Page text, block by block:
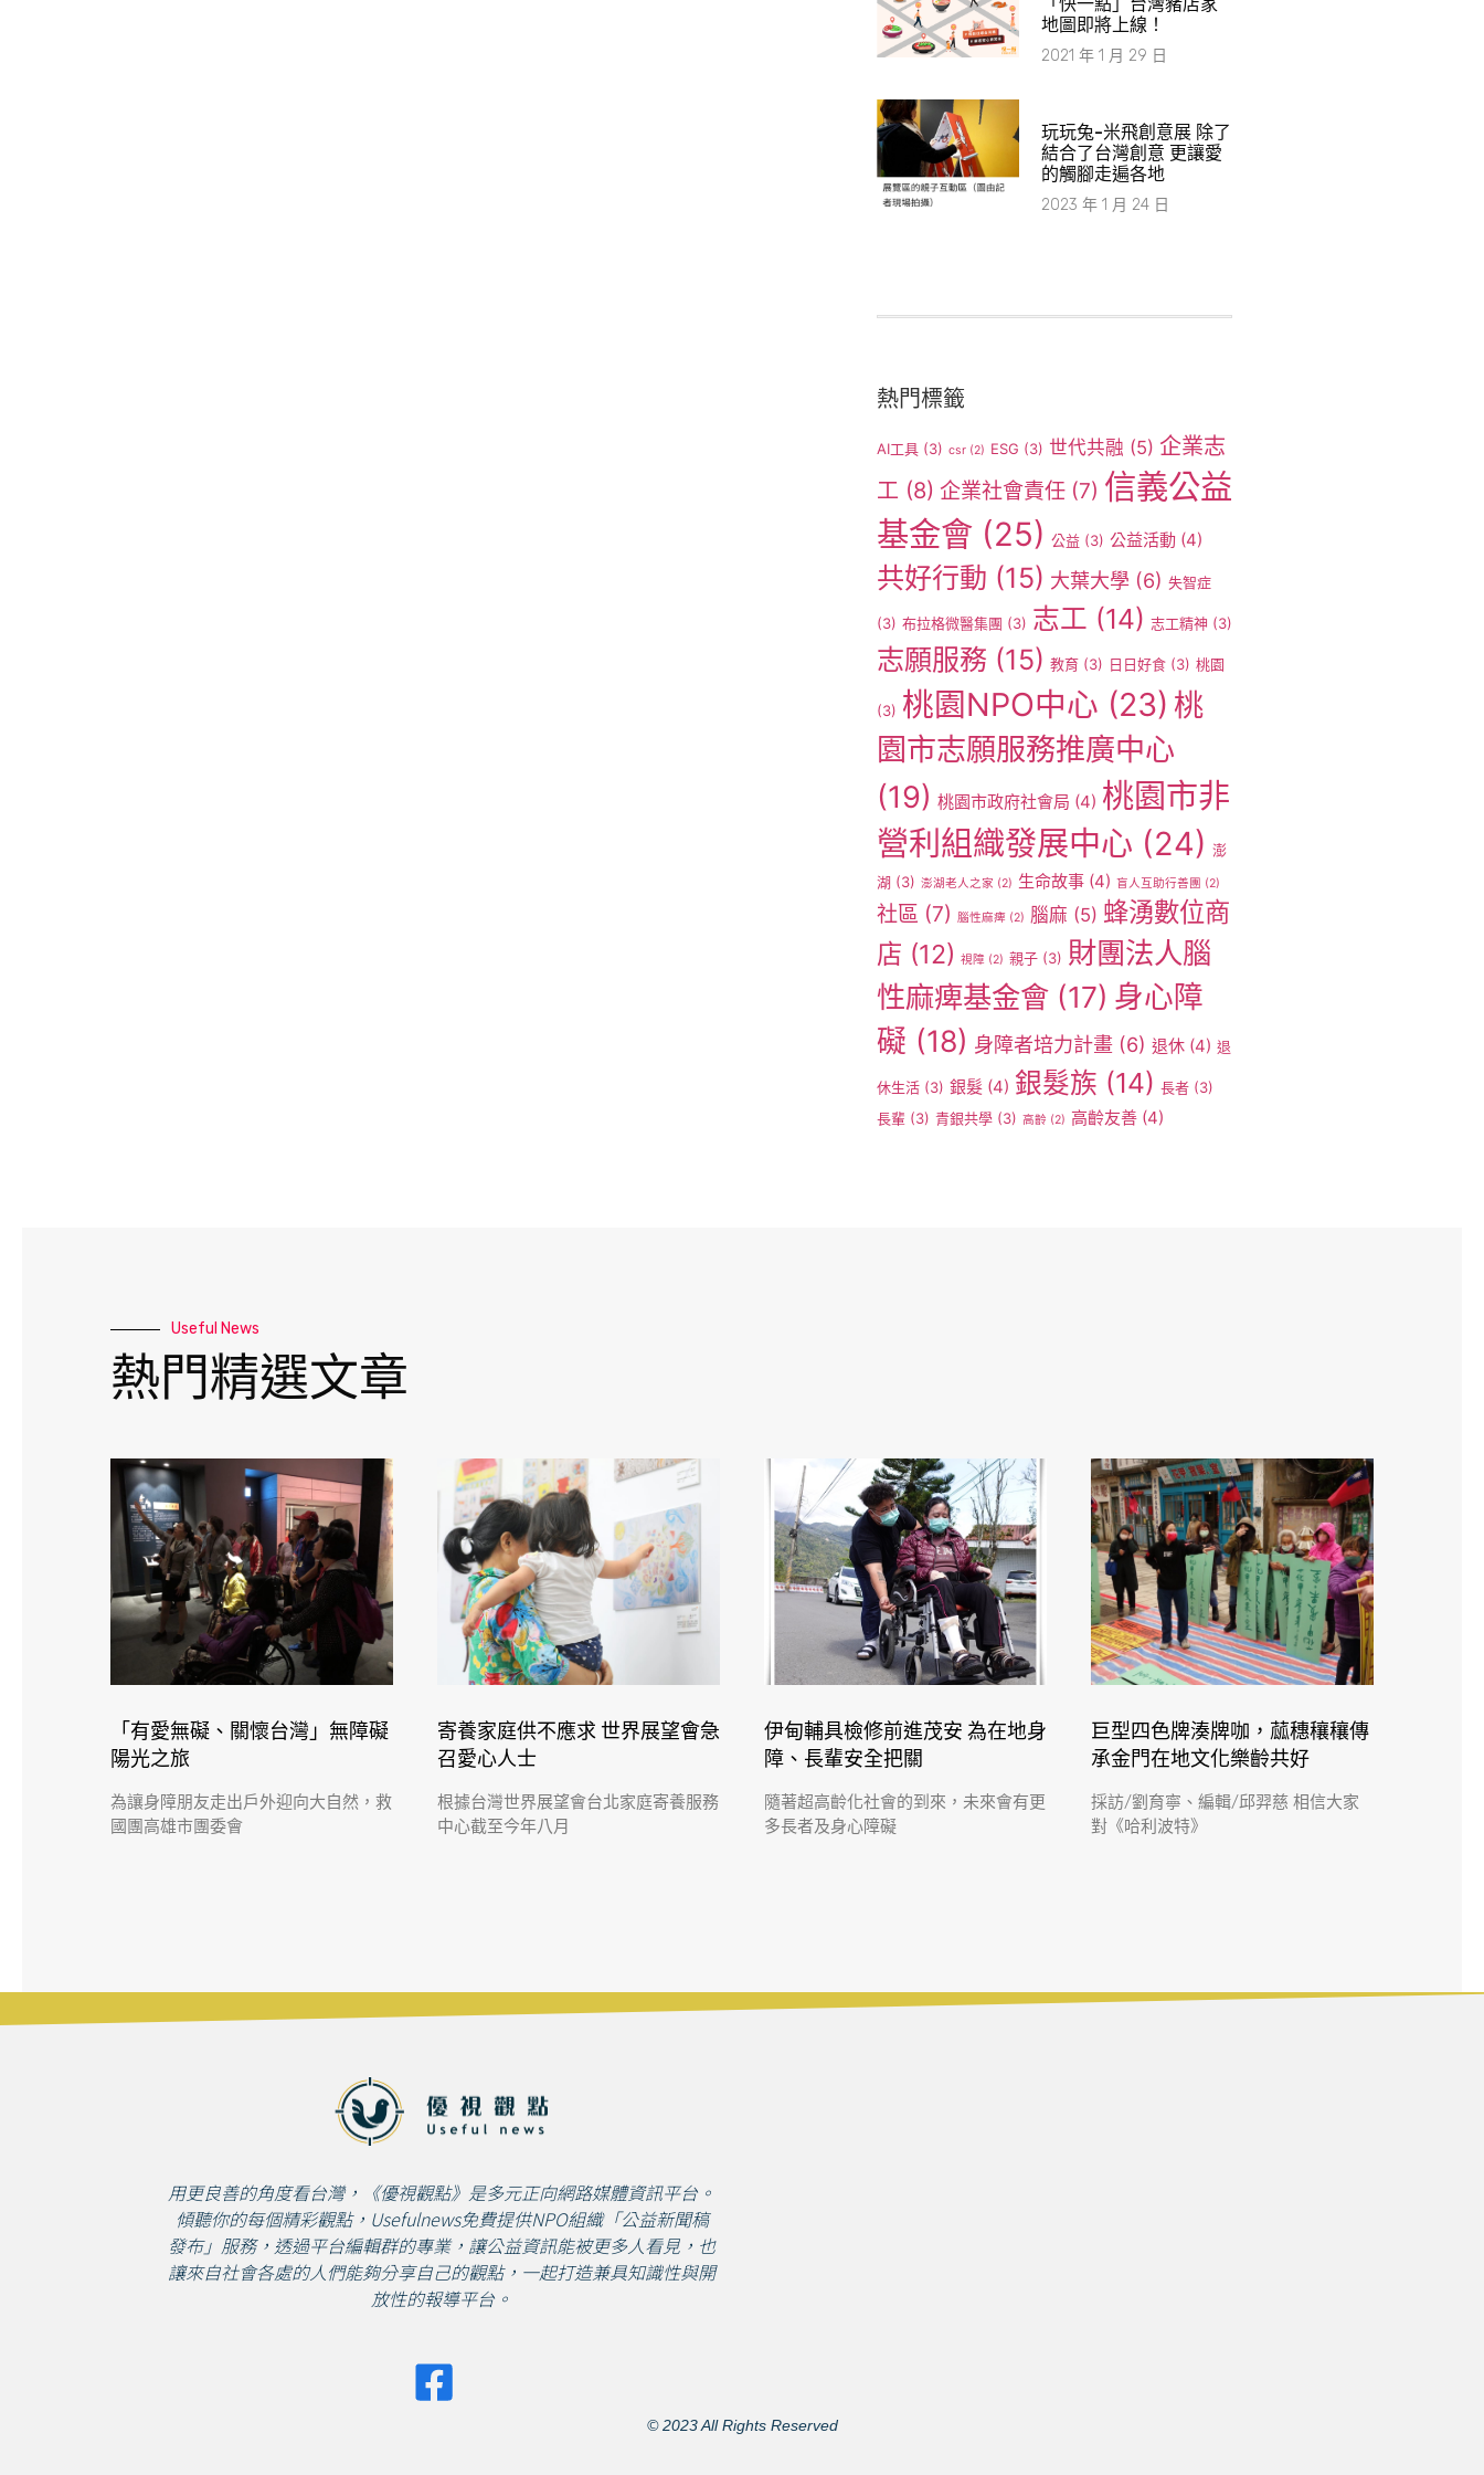
地圖即將上線！
2021 年 1 月 29 日
玩玩兔-米飛創意展 除了
結合了台灣創意 更讓愛
的觸腳走遍各地
2023 年 1 月 24 日
熱門標籤
AI工具 (3) csr (2) ESG (3) 世代共融 (5) 企業志
工 (8) 企業社會責任 (7) 信義公益
基金會 (25) 公益 (3) 公益活動 (4)
共好行動 (15) 大葉大學 (6) 失智症
(3) 布拉格微醫集團 (3) 志工 (14) 志工精神 (3)
志願服務 (15) 教育 (3) 日日好食 (3) 桃園
(3) 桃園NPO中心 (23) 桃
園市志願服務推廣中心
(19) 桃園市政府社會局 (4) 桃園市非
營利組織發展中心 (24) 澎
湖 (3) 澎湖老人之家 (2) 生命故事 (4) 盲人互助行善團 (2)
社區 (7) 腦性麻痺 (2) 腦麻 (5) 蜂湧數位商
店 (12) 視障 (2) 親子 (3) 財團法人腦
性麻痺基金會 (17) 身心障
礙 (18) 身障者培力計畫 (6) 退休 (4) 退
休生活 (3) 銀髮 (4) 銀髮族 (14) 長者 (3)
長輩 (3) 青銀共學 (3) 高齡 (2) 高齡友善 (4)
Useful News
熱門精選文章
「有愛無礙、關懷台灣」無障礙
陽光之旅
為讓身障朋友走出戶外迎向大自然，救
國團高雄市團委會
寄養家庭供不應求 世界展望會急
召愛心人士
根據台灣世界展望會台北家庭寄養服務
中心截至今年八月
伊甸輔具檢修前進茂安 為在地身
障、長輩安全把關
隨著超高齡化社會的到來，未來會有更
多長者及身心障礙
巨型四色牌湊牌咖，蓏穗穰穰傳
承金門在地文化樂齡共好
採訪/劉育寧、編輯/邱羿慈 相信大家
對《哈利波特》
用更良善的角度看台灣，《優視觀點》是多元正向網路媒體資訊平台。
傾聽你的每個精彩觀點，Usefulnews免費提供NPO組織「公益新聞稿
發布」服務，透過平台編輯群的專業，讓公益資訊能被更多人看見，也
讓來自社會各處的人們能夠分享自己的觀點，一起打造兼具知識性與開
放性的報導平台。
© 2023 All Rights Reserved